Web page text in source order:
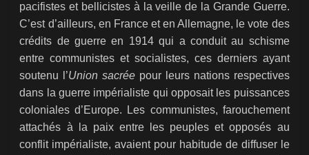
pacifistes et bellicistes à la veille de la Grande Guerre.
C’est d’ailleurs, en France et en Allemagne, le vote des
crédits de guerre en 1914 qui a conduit au schisme
entre communistes et socialistes, ces derniers ayant
soutenu l’Union sacrée pour leurs nations respectives
dans la guerre impérialiste qui opposait les puissances
coloniales d’Europe. Les communistes, farouchement
attachés à la paix entre les peuples et opposés au
conflit impérialiste, avaient pour habitude de diffuser le